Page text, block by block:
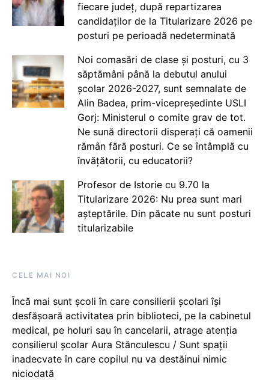
fiecare județ, după repartizarea
candidaților de la Titularizare 2026 pe
posturi pe perioadă nedeterminată
Noi comasări de clase și posturi, cu 3
săptămâni până la debutul anului
școlar 2026-2027, sunt semnalate de
Alin Badea, prim-vicepreședinte USLI
Gorj: Ministerul o comite grav de tot.
Ne sună directorii disperați că oamenii
rămân fără posturi. Ce se întâmplă cu
învățătorii, cu educatorii?
Profesor de Istorie cu 9.70 la
Titularizare 2026: Nu prea sunt mari
așteptările. Din păcate nu sunt posturi
titularizabile
CELE MAI NOI
Încă mai sunt școli în care consilierii școlari își
desfășoară activitatea prin biblioteci, pe la cabinetul
medical, pe holuri sau în cancelarii, atrage atenția
consilierul școlar Aura Stănculescu / Sunt spații
inadecvate în care copilul nu va destăinui nimic
niciodată